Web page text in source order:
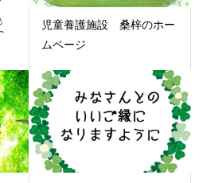
児童養護施設 桑梓のホー
ムページ